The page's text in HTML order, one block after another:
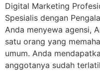
Digital Marketing
Spesialis dengan
Anda menyewa agensi,
satu orang yang
umum. Anda
anggotanya sudah